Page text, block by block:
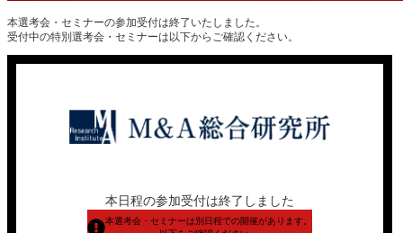
本選考会・セミナーの参加受付は終了いたしました。
受付中の特別選考会・セミナーは以下からご確認ください。
本日程の参加受付は終了しました
本選考会・セミナーは別日程での開催があります。